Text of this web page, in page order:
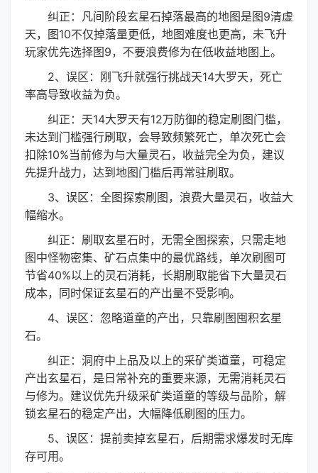
纠正：凡间阶段玄星石掉落最高的地图是图9清虚
天，图10不仅掉落量更低，地图难度也更高，未飞升
玩家优先选择图9，不要浪费修为在低收益地图上。
2、误区：刚飞升就强行挑战天14大罗天，死亡
率高导致收益为负。
纠正：天14大罗天有12万防御的稳定刷图门槛，
未达到门槛强行刷取，会导致频繁死亡，单次死亡会
扣除10%当前修为与大量灵石，收益完全为负，建议
先提升战力，达到地图门槛后再常驻刷取。
3、误区：全图探索刷图，浪费大量灵石，收益大
幅缩水。
纠正：刷取玄星石时，无需全图探索，只需走地
图中怪物密集、矿石点集中的最优路线，单次刷图可
节省40%以上的灵石消耗，长期刷取能省下大量灵石
成本，同时保证玄星石的产出量不受影响。
4、误区：忽略道童的产出，只靠刷图囤积玄星
石。
纠正：洞府中上品及以上的采矿类道童，可稳定
产出玄星石，是日常补充的重要来源，无需消耗灵石
与修为。建议优先升级采矿类道童的等级与品阶，解
锁玄星石的稳定产出，大幅降低刷图的压力。
5、误区：提前卖掉玄星石，后期需求爆发时无库
存可用。